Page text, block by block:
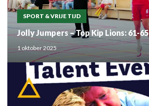
SPORT & VRIJE TIJD
Jolly Jumpers – Top Kip Lions: 61-65
1 oktober 2025